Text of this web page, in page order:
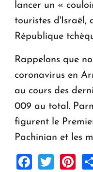
lancer un «
touristes d'Israël,
République
Rappelons que
coronavirus en
au cours des
009 au total.
figurent le
Pachinian et les
Facebook
Twitter